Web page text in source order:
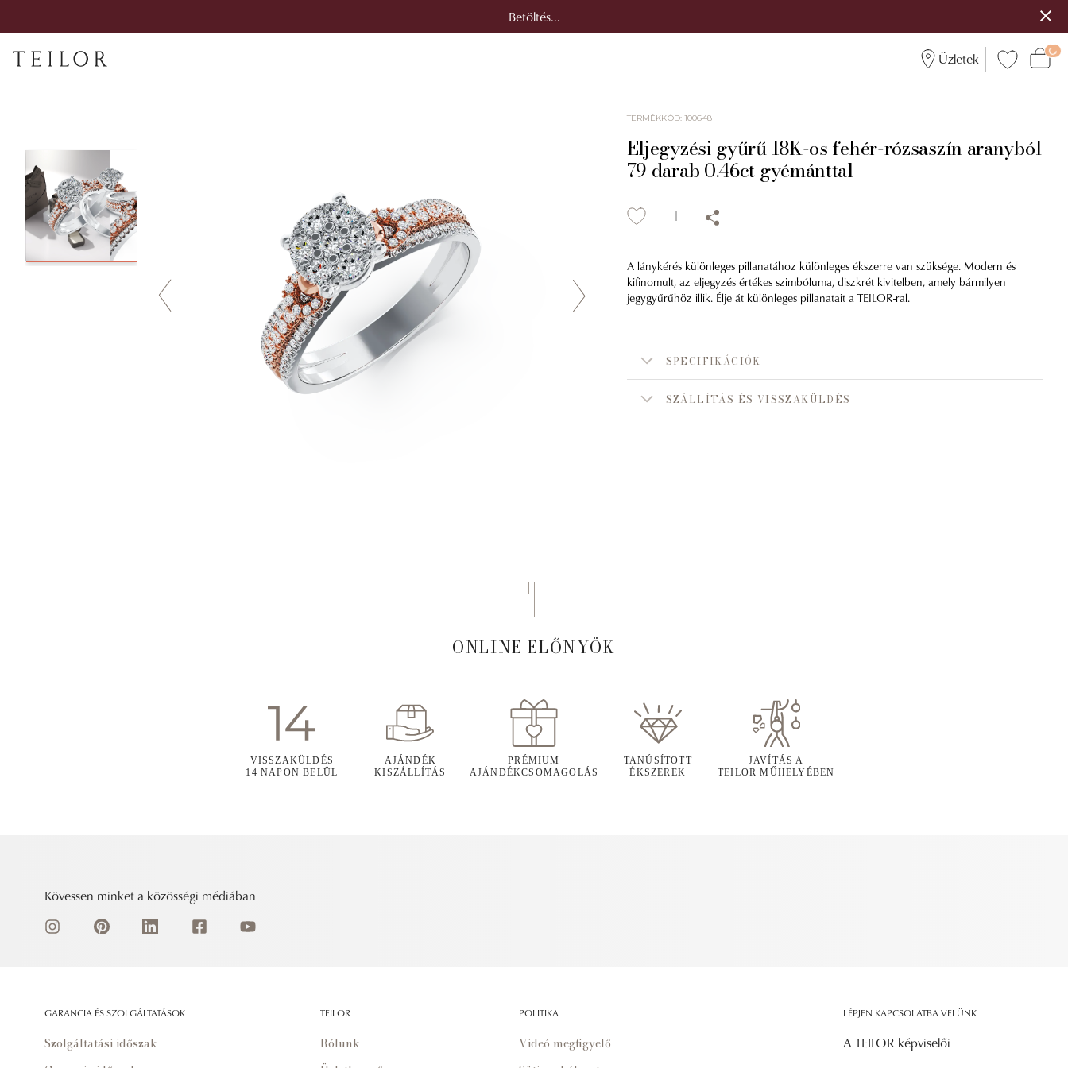
Betöltés...
Üzletek
TERMÉKKÓD:100648
Eljegyzési gyűrű 18K-os fehér-rózsaszín aranyból
79 darab 0.46ct gyémánttal
A lánykérés különleges pillanatához különleges ékszerre van szüksége. Modern és
kifinomult, az eljegyzés értékes szimbóluma, diszkrét kivitelben, amely bármilyen
jegygyűrűhöz illik. Élje át különleges pillanatait a TEILOR-ral.
SPECIFIKÁCIÓK
SZÁLLÍTÁS ÉS VISSZAKÜLDÉS
ONLINE ELŐNYÖK
VISSZAKÜLDÉS
14 NAPON BELÜL
AJÁNDÉK
KISZÁLLÍTÁS
PRÉMIUM
AJÁNDÉKCSOMAGOLÁS
TANÚSÍTOTT
ÉKSZEREK
JAVÍTÁS A
TEILOR MŰHELYÉBEN
Kövessen minket a közösségi médiában
GARANCIA ÉS SZOLGÁLTATÁSOK
Szolgáltatási időszak
TEILOR
Rólunk
POLITIKA
Videó megfigyelő
LÉPJEN KAPCSOLATBA VELÜNK
A TEILOR képviselői